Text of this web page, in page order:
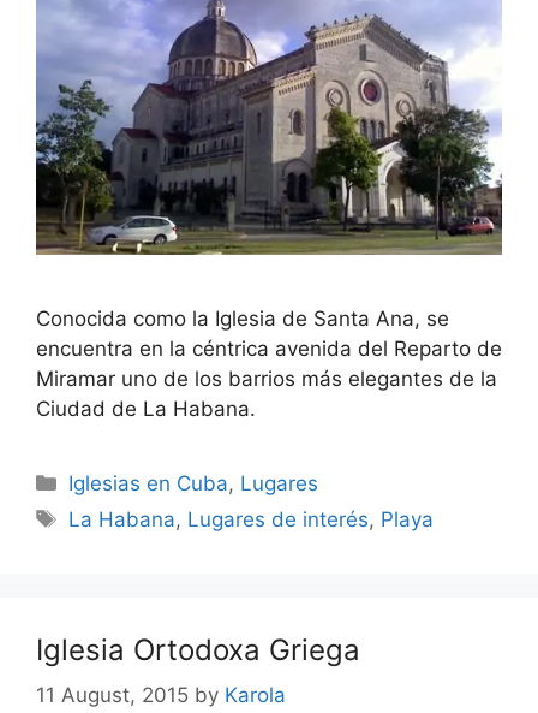
Conocida como la Iglesia de Santa Ana, se
encuentra en la céntrica avenida del Reparto de
Miramar uno de los barrios más elegantes de la
Ciudad de La Habana.
Categories
Iglesias en Cuba, Lugares
Tags
La Habana, Lugares de interés, Playa
Iglesia Ortodoxa Griega
11 August, 2015 by Karola